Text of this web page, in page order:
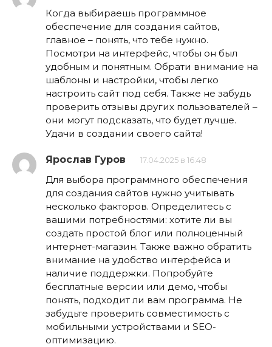
Когда выбираешь программное
обеспечение для создания сайтов,
главное – понять, что тебе нужно.
Посмотри на интерфейс, чтобы он был
удобным и понятным. Обрати внимание на
шаблоны и настройки, чтобы легко
настроить сайт под себя. Также не забудь
проверить отзывы других пользователей –
они могут подсказать, что будет лучше.
Удачи в создании своего сайта!
Ярослав Гуров 17.04.2025 в 16:48
Для выбора программного обеспечения
для создания сайтов нужно учитывать
несколько факторов. Определитесь с
вашими потребностями: хотите ли вы
создать простой блог или полноценный
интернет-магазин. Также важно обратить
внимание на удобство интерфейса и
наличие поддержки. Попробуйте
бесплатные версии или демо, чтобы
понять, подходит ли вам программа. Не
забудьте проверить совместимость с
мобильными устройствами и SEO-
оптимизацию.